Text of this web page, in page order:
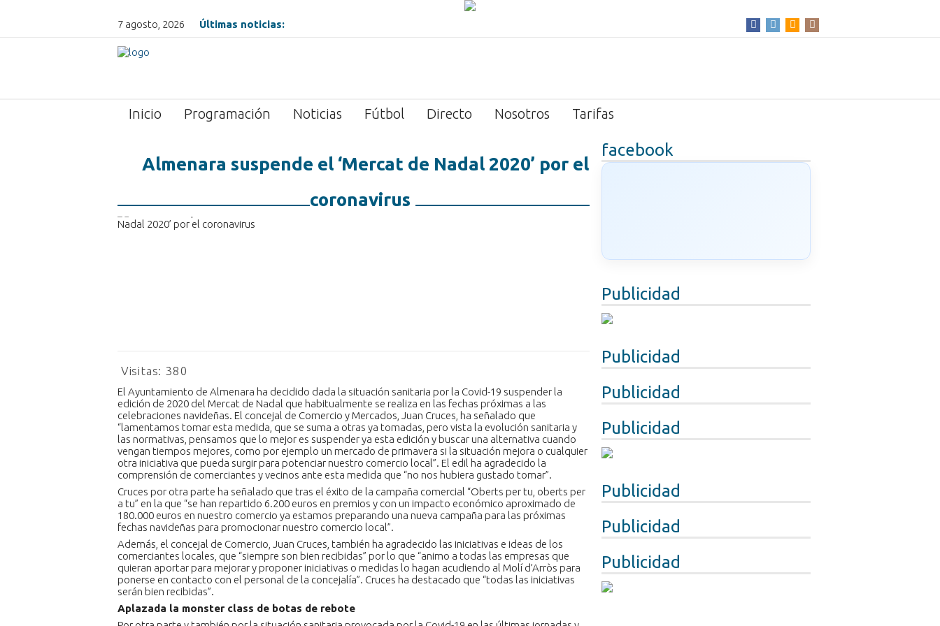
7 agosto, 2026 Últimas noticias:
Inicio Programación Noticias Fútbol Directo Nosotros Tarifas
facebook
Publicidad
Publicidad
Publicidad
Publicidad
Publicidad
Publicidad
Publicidad
Almenara suspende el ‘Mercat de Nadal 2020’ por el
coronavirus
Visitas: 380
El Ayuntamiento de Almenara ha decidido dada la situación sanitaria por la Covid-19 suspender la
edición de 2020 del Mercat de Nadal que habitualmente se realiza en las fechas próximas a las
celebraciones navideñas. El concejal de Comercio y Mercados, Juan Cruces, ha señalado que
“lamentamos tomar esta medida, que se suma a otras ya tomadas, pero vista la evolución sanitaria y
las normativas, pensamos que lo mejor es suspender ya esta edición y buscar una alternativa cuando
vengan tiempos mejores, como por ejemplo un mercado de primavera si la situación mejora o cualquier
otra iniciativa que pueda surgir para potenciar nuestro comercio local”. El edil ha agradecido la
comprensión de comerciantes y vecinos ante esta medida que “no nos hubiera gustado tomar”.
Cruces por otra parte ha señalado que tras el éxito de la campaña comercial “Oberts per tu, oberts per
a tu” en la que “se han repartido 6.200 euros en premios y con un impacto económico aproximado de
180.000 euros en nuestro comercio ya estamos preparando una nueva campaña para las próximas
fechas navideñas para promocionar nuestro comercio local”.
Además, el concejal de Comercio, Juan Cruces, también ha agradecido las iniciativas e ideas de los
comerciantes locales, que “siempre son bien recibidas” por lo que “animo a todas las empresas que
quieran aportar para mejorar y proponer iniciativas o medidas lo hagan acudiendo al Molí d’Arròs para
ponerse en contacto con el personal de la concejalía”. Cruces ha destacado que “todas las iniciativas
serán bien recibidas”.
Aplazada la monster class de botas de rebote